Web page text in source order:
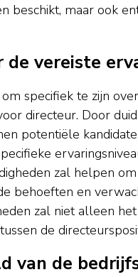
beschikt, maar ook
de vereiste
specifiek te zijn
directeur. Door
potentiële
zal helpen
behoeften en
zal niet alleen
de
van de